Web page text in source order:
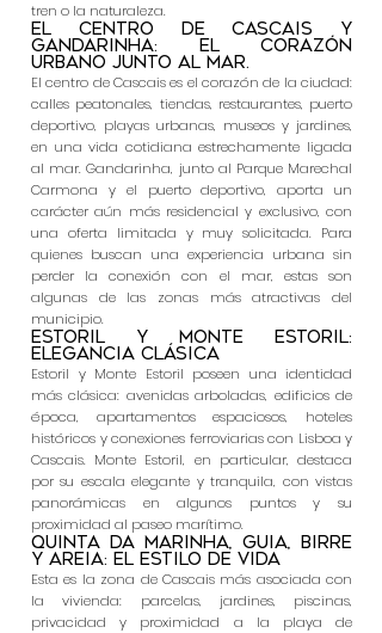
tren o la naturaleza.
El centro de Cascais y
Gandarinha: el corazón
urbano junto al mar.
El centro de Cascais es el corazón de la ciudad:
calles peatonales, tiendas, restaurantes, puerto
deportivo, playas urbanas, museos y jardines,
en una vida cotidiana estrechamente ligada
al mar. Gandarinha, junto al Parque Marechal
Carmona y el puerto deportivo, aporta un
carácter aún más residencial y exclusivo, con
una oferta limitada y muy solicitada. Para
quienes buscan una experiencia urbana sin
perder la conexión con el mar, estas son
algunas de las zonas más atractivas del
municipio.
Estoril y Monte Estoril:
elegancia clásica
Estoril y Monte Estoril poseen una identidad
más clásica: avenidas arboladas, edificios de
época, apartamentos espaciosos, hoteles
históricos y conexiones ferroviarias con Lisboa y
Cascais. Monte Estoril, en particular, destaca
por su escala elegante y tranquila, con vistas
panorámicas en algunos puntos y su
proximidad al paseo marítimo.
Quinta da Marinha, Guia, Birre
y Areia: el estilo de vida
Esta es la zona de Cascais más asociada con
la vivienda: parcelas, jardines, piscinas,
privacidad y proximidad a la playa de